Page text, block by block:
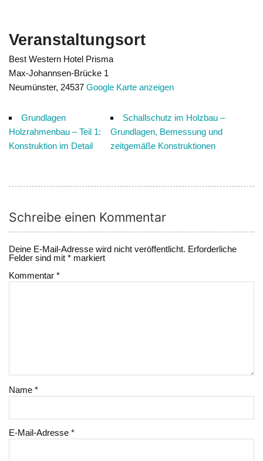
Veranstaltungsort
Best Western Hotel Prisma
Max-Johannsen-Brücke 1
Neumünster, 24537 Google Karte anzeigen
Grundlagen
Holzrahmenbau – Teil 1:
Konstruktion im Detail
Schallschutz im Holzbau –
Grundlagen, Bemessung und
zeitgemäße Konstruktionen
Schreibe einen Kommentar
Deine E-Mail-Adresse wird nicht veröffentlicht. Erforderliche
Felder sind mit* markiert
Kommentar*
Name*
E-Mail-Adresse*